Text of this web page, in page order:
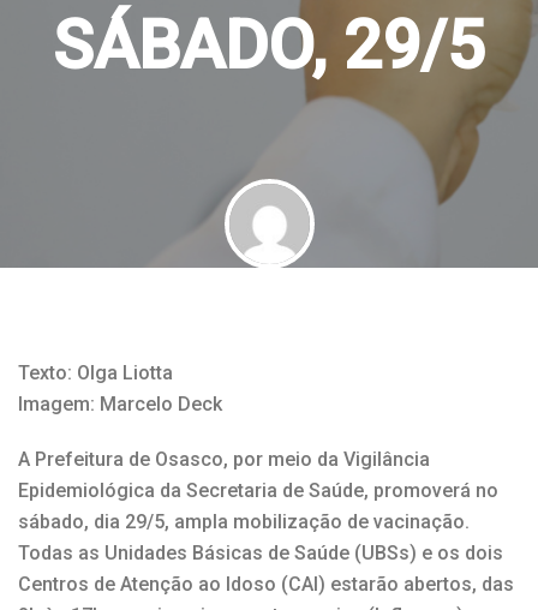
SÁBADO, 29/5
Texto: Olga Liotta
Imagem: Marcelo Deck
A Prefeitura de Osasco, por meio da Vigilância
Epidemiológica da Secretaria de Saúde, promoverá no
sábado, dia 29/5, ampla mobilização de vacinação.
Todas as Unidades Básicas de Saúde (UBSs) e os dois
Centros de Atenção ao Idoso (CAI) estarão abertos, das